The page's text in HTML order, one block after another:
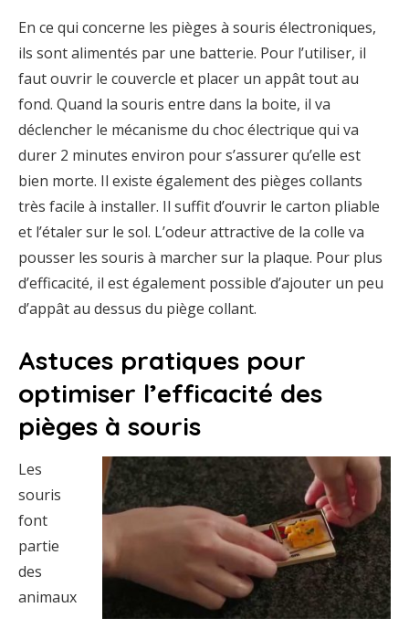
En ce qui concerne les pièges à souris électroniques,
ils sont alimentés par une batterie. Pour l’utiliser, il
faut ouvrir le couvercle et placer un appât tout au
fond. Quand la souris entre dans la boite, il va
déclencher le mécanisme du choc électrique qui va
durer 2 minutes environ pour s’assurer qu’elle est
bien morte. Il existe également des pièges collants
très facile à installer. Il suffit d’ouvrir le carton pliable
et l’étaler sur le sol. L’odeur attractive de la colle va
pousser les souris à marcher sur la plaque. Pour plus
d’efficacité, il est également possible d’ajouter un peu
d’appât au dessus du piège collant.
Astuces pratiques pour
optimiser l’efficacité des
pièges à souris
Les
souris
font
partie
des
animaux